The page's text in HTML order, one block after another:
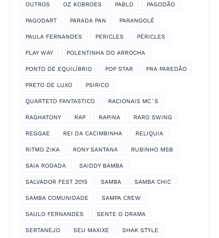
OUTROS OZ KOBROES PABLO PAGODÃO
PAGODART PARADA PAN PARANGOLÉ
PAULA FERNANDES PERICLES PÉRICLES
PLAY WAY POLENTINHA DO ARROCHA
PONTO DE EQUILÍBRIO POP STAR PRA PAREDÃO
PRETO DE LUXO PSIRICO
QUARTETO FANTASTICO RACIONAIS MC´S
RAGHATONY RAP RAPINA RARO SWING
REGGAE REI DA CACIMBINHA RELIQUIA
RITMO ZIKA RONY SANTANA RUBINHO MSB
SAIA RODADA SAIDDY BAMBA
SALVADOR FEST 2015 SAMBA SAMBA CHIC
SAMBA COMUNIDADE SAMPA CREW
SAULO FERNANDES SENTE O DRAMA
SERTANEJO SEU MAXIXE SHAK STYLE